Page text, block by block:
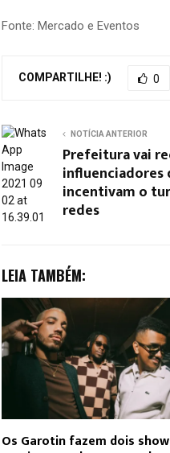
Fonte: Mercado e Eventos
COMPARTILHE! :) 0
NOTÍCIA ANTERIOR
Prefeitura vai
influenciadores
incentivam o
redes
LEIA TAMBÉM:
Os Garotin fazem dois